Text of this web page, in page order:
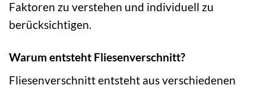
Faktoren zu verstehen und individuell zu
berücksichtigen.
Warum entsteht Fliesenverschnitt?
Fliesenverschnitt entsteht aus verschiedenen